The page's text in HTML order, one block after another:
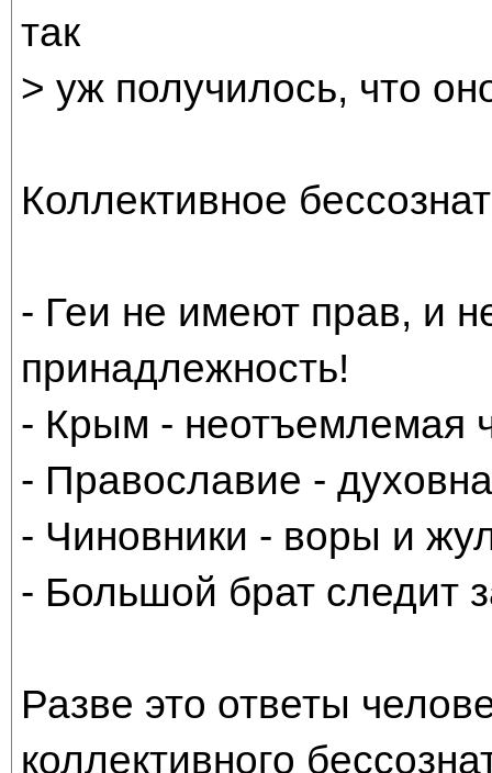
так
> уж получилось, что
Коллективное
- Геи не имеют прав, и
принадлежность!
- Крым - неотъемлемая
- Православие -
- Чиновники - воры и
- Большой брат следит
Разве это ответы
коллективного